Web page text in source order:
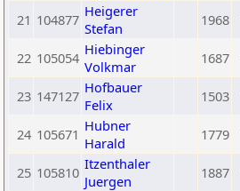
21 104877 Heigerer
Stefan
1968
22 105054 Hiebinger
Volkmar
1687
23 147127 Hofbauer
Felix
1503
24 105671 Hubner
Harald
1779
25 105810 Itzenthaler
Juergen
1887